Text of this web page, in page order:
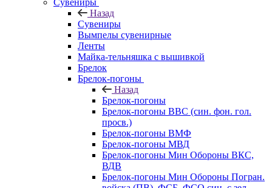
Сувениры
Назад
Сувениры
Вымпелы сувенирные
Ленты
Майка-тельняшка с вышивкой
Брелок
Брелок-погоны
Назад
Брелок-погоны
Брелок-погоны ВВС (син. фон. гол.
просв.)
Брелок-погоны ВМФ
Брелок-погоны МВД
Брелок-погоны Мин Обороны ВКС,
ВДВ
Брелок-погоны Мин Обороны Погран.